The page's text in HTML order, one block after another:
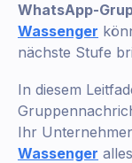
WhatsApp-
Wassenger
nächste Stufe
In diesem
Ihr
Wassenger